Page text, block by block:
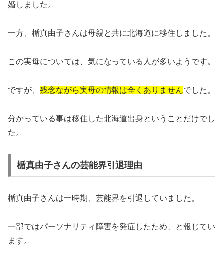
婚しました。
一方、楯真由子さんは母親と共に北海道に移住しました。
この実母については、気になっている人が多いようです。
ですが、 残念ながら実母の情報は全くありませんでした。
分かっている事は移住した北海道出身ということだけでし
た。
楯真由子さんの芸能界引退理由
楯真由子さんは一時期、芸能界を引退していました。
一部ではパーソナリティ障害を発症したため、と報じてい
ます。